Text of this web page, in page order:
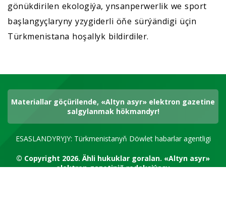
gönükdirilen ekologiýa, ynsanperwerlik we sport
başlangyçlaryny yzygiderli öňe sürýändigi üçin
Türkmenistana hoşallyk bildirdiler.
Materiallar göçürilende, «Altyn asyr» elektron gazetine
salgylanmak hökmandyr!
ESASLANDYRYJY: Türkmenistanyň Döwlet habarlar agentligi
© Copyright 2026.Ähli hukuklar goralan. «Altyn asyr»
elektron gazetiniň redaksiýasy